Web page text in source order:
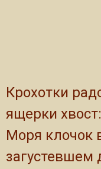
Крохотки
ящерки хвост:
Моря клочок
загустевшем